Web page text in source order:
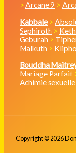
> Arcane 9 >
Kabbale>
Sephiroth >
Geburah >
Malkuth >
Bouddha
Mariage Parfait
Achimie sexuelle
Copyright © 2026